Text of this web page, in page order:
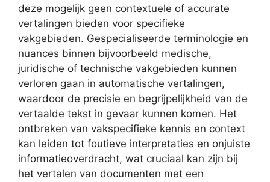
deze mogelijk geen contextuele of accurate
vertalingen bieden voor specifieke
vakgebieden. Gespecialiseerde terminologie en
nuances binnen bijvoorbeeld medische,
juridische of technische vakgebieden kunnen
verloren gaan in automatische vertalingen,
waardoor de precisie en begrijpelijkheid van de
vertaalde tekst in gevaar kunnen komen. Het
ontbreken van vakspecifieke kennis en context
kan leiden tot foutieve interpretaties en onjuiste
informatieoverdracht, wat cruciaal kan zijn bij
het vertalen van documenten met een